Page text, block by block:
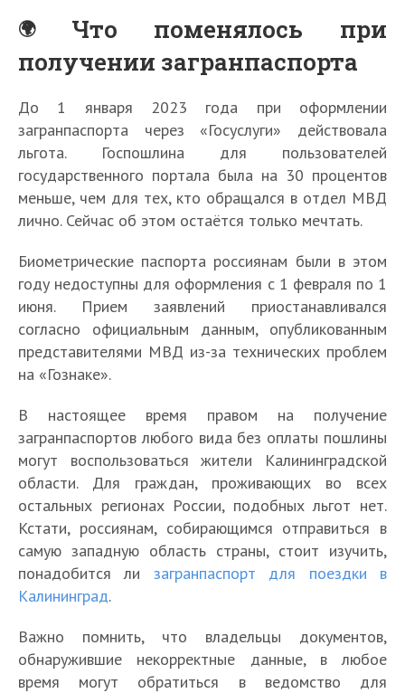
Что поменялось при
получении загранпаспорта
До 1 января 2023 года при оформлении
загранпаспорта через «Госуслуги» действовала
льгота. Госпошлина для пользователей
государственного портала была на 30 процентов
меньше, чем для тех, кто обращался в отдел МВД
лично. Сейчас об этом остаётся только мечтать.
Биометрические паспорта россиянам были в этом
году недоступны для оформления с 1 февраля по 1
июня. Прием заявлений приостанавливался
согласно официальным данным, опубликованным
представителями МВД из-за технических проблем
на «Гознаке».
В настоящее время правом на получение
загранпаспортов любого вида без оплаты пошлины
могут воспользоваться жители Калининградской
области. Для граждан, проживающих во всех
остальных регионах России, подобных льгот нет.
Кстати, россиянам, собирающимся отправиться в
самую западную область страны, стоит изучить,
понадобится ли загранпаспорт для поездки в
Калининград.
Важно помнить, что владельцы документов,
обнаружившие некорректные данные, в любое
время могут обратиться в ведомство для